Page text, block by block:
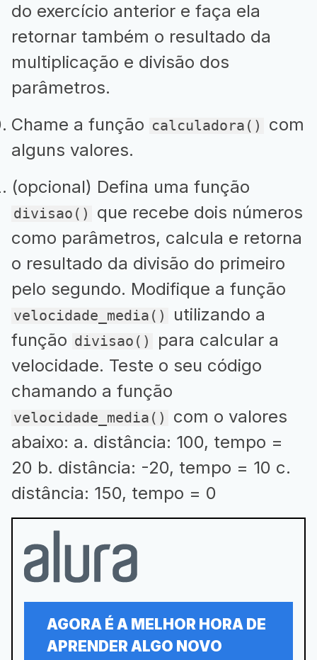
do exercício anterior e faça ela
retornar também o resultado da
multiplicação e divisão dos
parâmetros.
Chame a função calculadora()
com
alguns valores.
(opcional) Defina uma função
divisao()
que recebe dois números
como parâmetros, calcula e retorna
o resultado da divisão do primeiro
pelo segundo. Modifique a função
velocidade_media()
utilizando a
função divisao()
para calcular a
velocidade. Teste o seu código
chamando a função
velocidade_media()
com o valores
abaixo: a. distância: 100, tempo =
20 b. distância: -20, tempo = 10 c.
distância: 150, tempo = 0
AGORA É A MELHOR HORA DE
APRENDER ALGO NOVO